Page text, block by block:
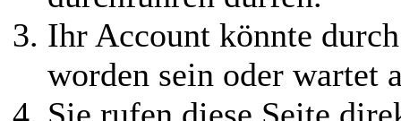
Ihr Account könnte
worden sein oder wartet